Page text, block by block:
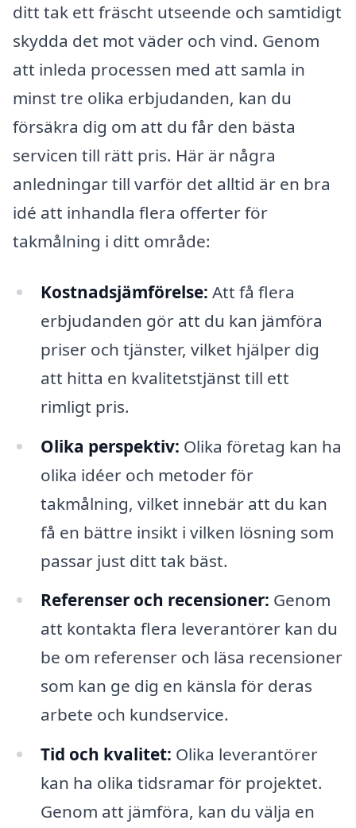
ditt tak ett fräscht utseende och samtidigt
skydda det mot väder och vind. Genom
att inleda processen med att samla in
minst tre olika erbjudanden, kan du
försäkra dig om att du får den bästa
servicen till rätt pris. Här är några
anledningar till varför det alltid är en bra
idé att inhandla flera offerter för
takmålning i ditt område:
Kostnadsjämförelse: Att få flera
erbjudanden gör att du kan jämföra
priser och tjänster, vilket hjälper dig
att hitta en kvalitetstjänst till ett
rimligt pris.
Olika perspektiv: Olika företag kan ha
olika idéer och metoder för
takmålning, vilket innebär att du kan
få en bättre insikt i vilken lösning som
passar just ditt tak bäst.
Referenser och recensioner: Genom
att kontakta flera leverantörer kan du
be om referenser och läsa recensioner
som kan ge dig en känsla för deras
arbete och kundservice.
Tid och kvalitet: Olika leverantörer
kan ha olika tidsramar för projektet.
Genom att jämföra, kan du välja en